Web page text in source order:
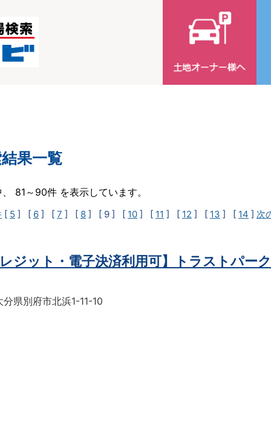
果一覧
81～90件 を表示しています。
[ 5 ] [ 6 ] [ 7 ] [ 8 ] [ 9 ] [ 10 ] [ 11 ] [ 12 ] [ 13 ] [ 14 ] 次
レジット・電子決済利用可】トラストパー
分県別府市北浜1-11-10